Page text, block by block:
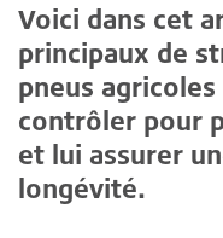
Voici dans cet
principaux de
pneus
contrôler pour
et lui assurer
longévité.